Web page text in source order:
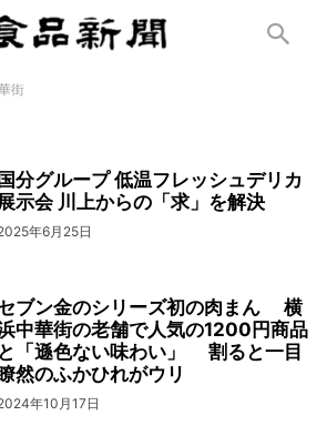
街
国分グループ 低温フレッシュデリカ
示会 川上からの「求」を解決
年6月25日
ブン金のシリーズ初の肉まん 横
中華街の老舗で人気の1200円商品
と「遜色ない味わい」 割ると一目
然のふかひれがウリ
年10月17日